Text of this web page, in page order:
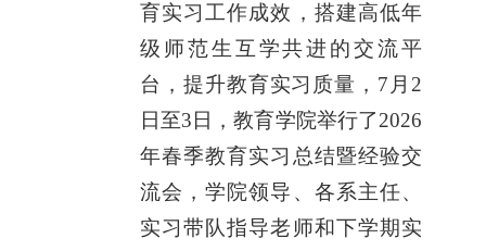
育实习工作成效，搭建高低年
级师范生互学共进的交流平
台，提升教育实习质量，7月2
日至3日，教育学院举行了2026
年春季教育实习总结暨经验交
流会，学院领导、各系主任、
实习带队指导老师和下学期实